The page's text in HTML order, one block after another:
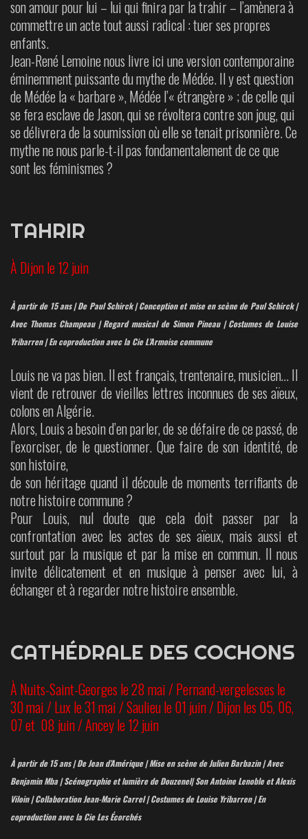
son amour pour lui – lui qui finira par la trahir – l’amènera à
commettre un acte tout aussi radical : tuer ses propres
enfants.
Jean-René Lemoine nous livre ici une version contemporaine
éminemment puissante du mythe de Médée. Il y est question
de Médée la « barbare », Médée l’« étrangère » ; de celle qui
se fera esclave de Jason, qui se révoltera contre son joug, qui
se délivrera de la soumission où elle se tenait prisonnière. Ce
mythe ne nous parle-t-il pas fondamentalement de ce que
sont les féminismes ?
TAHRIR
À Dijon le 12 juin
À partir de 15 ans | De Paul Schirck | Conception et mise en scène de Paul Schirck |
Avec Thomas Champeau | Regard musical de Simon Pineau | Costumes de Louise
Yribarren | En coproduction avec la Cie L’Armoise commune
Louis ne va pas bien. Il est français, trentenaire, musicien… Il
vient de retrouver de vieilles lettres inconnues de ses aïeux,
colons en Algérie.
Alors, Louis a besoin d’en parler, de se défaire de ce passé, de
l’exorciser, de le questionner. Que faire de son identité, de
son histoire,
de son héritage quand il découle de moments terrifiants de
notre histoire commune ?
Pour Louis, nul doute que cela doit passer par la
confrontation avec les actes de ses aïeux, mais aussi et
surtout par la musique et par la mise en commun. Il nous
invite délicatement et en musique à penser avec lui, à
échanger et à regarder notre histoire ensemble.
CATHÉDRALE DES COCHONS
À Nuits-Saint-Georges le 28 mai / Pernand-vergelesses le
30 mai / Lux le 31 mai / Saulieu le 01 juin / Dijon les 05, 06,
07 et 08 juin / Ancey le 12 juin
À partir de 15 ans | De Jean d’Amérique | Mise en scène de Julien Barbazin | Avec
Benjamin Mba | Scénographie et lumière de Douzenel| Son Antoine Lenoble et Alexis
Viloin | Collaboration Jean-Marie Carrel | Costumes de Louise Yribarren | En
coproduction avec la Cie Les Écorchés